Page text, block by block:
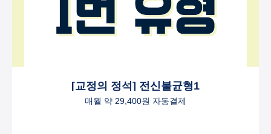
[교정의 정석] 전신불균형1
매월 약 29,400원 자동결제